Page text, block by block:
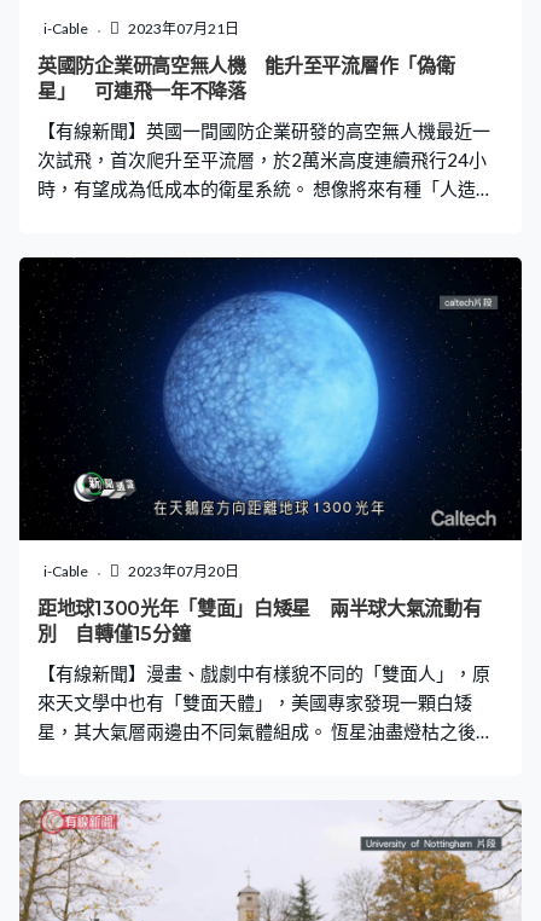
月後見到保育成果。
i-Cable 2023年07月21日
英國防企業研高空無人機 能升至平流層作「偽衛
星」 可連飛一年不降落
【有線新聞】英國一間國防企業研發的高空無人機最近一
次試飛，首次爬升至平流層，於2萬米高度連續飛行24小
時，有望成為低成本的衛星系統。 想像將來有種「人造衛
研發的高空無人機稱為「偽衛星」，即是並非真正人造衛
星，但某程度上有衛星的功能。 它的翼展闊35米，總重量
只有150公斤，以電池推動，機翼鋪設太陽能板，可以靠
太陽能於空中反覆充電，續航能力極高；於6月25日最新
一次試飛，它首次爬升至平流層，在2萬米高度連續飛行
24小時。這個高度於一般雲層之上，基本上不受天氣影
響，飛行消耗的能量很低，加上沒雲遮擋，有利吸收太陽
能，理論上連續飛一年不降落也沒問題。 期間可以在指定
區域上空盤旋，作為通訊網絡的一環，向地面提供4G及5G
訊號覆蓋，相當於通訊衛星，但成本比傳統衛星低得多，
機動性亦比衛星高，能夠隨時指派到不同地區，適合軍事
及救災用途，不過廠方未透露何時推出市場。
i-Cable 2023年07月20日
距地球1300光年「雙面」白矮星 兩半球大氣流動有
別 自轉僅15分鐘
【有線新聞】漫畫、戲劇中有樣貌不同的「雙面人」，原
來天文學中也有「雙面天體」，美國專家發現一顆白矮
星，其大氣層兩邊由不同氣體組成。 恆星油盡燈枯之後，
星」，是恆星其中一種結局，估計我們的太陽在50億年後
就會變成一顆白矮星。 白矮星已經沒餘力做核反應，只能
靠熱輻射繼續發光，不過它一樣有大氣層，視乎階段有些
白矮星表面是氦氣，另一些表面是氫氣；但最近有個例